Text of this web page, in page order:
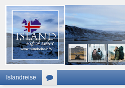
Islandreise